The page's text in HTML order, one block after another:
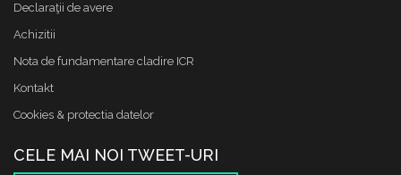
Declaraţii de avere
Achizitii
Nota de fundamentare cladire ICR
Kontakt
Cookies & protectia datelor
CELE MAI NOI TWEET-URI